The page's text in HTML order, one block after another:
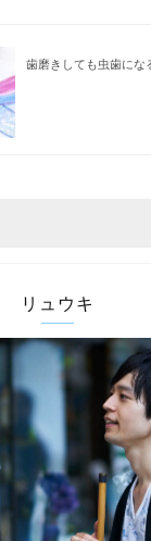
歯磨きしても虫歯にな
リュウキ